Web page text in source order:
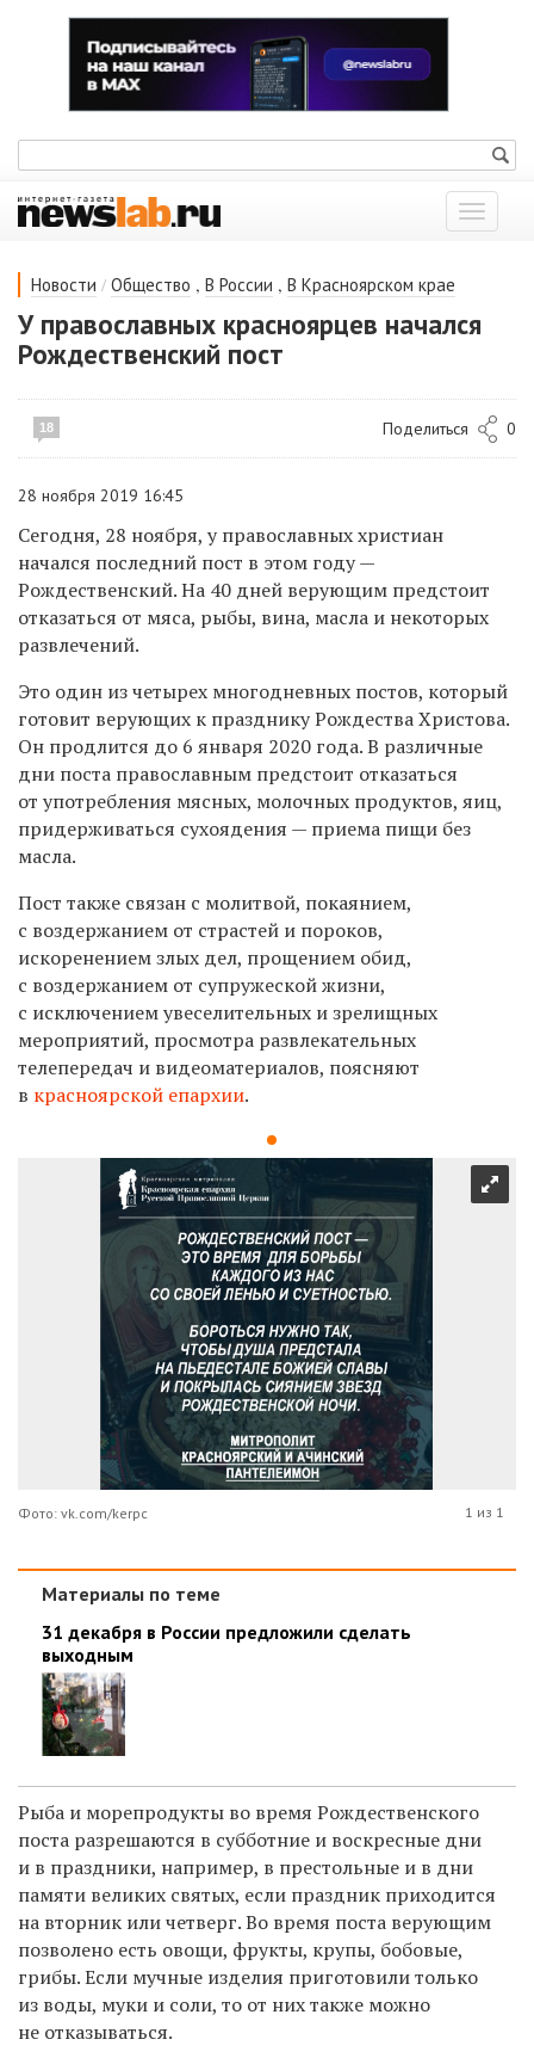
Показать
меню
Новости / Общество , В России , В Красноярском крае
У православных красноярцев начался
Рождественский пост
18 Поделиться 0
28 ноября 2019 16:45
Сегодня, 28 ноября, у православных христиан
начался последний пост в этом году —
Рождественский. На 40 дней верующим предстоит
отказаться от мяса, рыбы, вина, масла и некоторых
развлечений.
Это один из четырех многодневных постов, который
готовит верующих к празднику Рождества Христова.
Он продлится до 6 января 2020 года.В различные
дни поста православным предстоит отказаться
от употребления мясных, молочных продуктов, яиц,
придерживаться сухоядения — приема пищи без
масла.
Пост также связан с молитвой, покаянием,
с воздержанием от страстей и пороков,
искоренением злых дел, прощением обид,
с воздержанием от супружеской жизни,
с исключением увеселительных и зрелищных
мероприятий, просмотра развлекательных
телепередач и видеоматериалов, поясняют
в красноярской епархии.
Фото: vk.com/kerpc 1 из 1
Материалы по теме
31 декабря в России предложили сделать
выходным
Рыба и морепродукты во время Рождественского
поста разрешаются в субботние и воскресные дни
и в праздники, например, в престольные и в дни
памяти великих святых, если праздник приходится
на вторник или четверг. Во время поста верующим
позволено есть овощи, фрукты, крупы, бобовые,
грибы. Если мучные изделия приготовили только
из воды, муки и соли, то от них также можно
не отказываться.